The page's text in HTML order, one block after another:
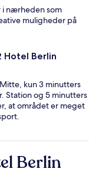
i nærheden som
muligheder på
Hotel Berlin
kun 3 minutters
Station og 5 minutters
at området er meget
Berlin